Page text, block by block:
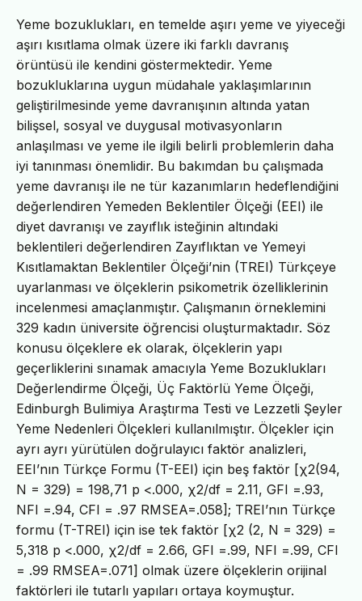
Yeme bozuklukları, en temelde aşırı yeme ve yiyeceği
aşırı kısıtlama olmak üzere iki farklı davranış
örüntüsü ile kendini göstermektedir. Yeme
bozukluklarına uygun müdahale yaklaşımlarının
geliştirilmesinde yeme davranışının altında yatan
bilişsel, sosyal ve duygusal motivasyonların
anlaşılması ve yeme ile ilgili belirli problemlerin daha
iyi tanınması önemlidir. Bu bakımdan bu çalışmada
yeme davranışı ile ne tür kazanımların hedeflendiğini
değerlendiren Yemeden Beklentiler Ölçeği (EEI) ile
diyet davranışı ve zayıflık isteğinin altındaki
beklentileri değerlendiren Zayıflıktan ve Yemeyi
Kısıtlamaktan Beklentiler Ölçeği’nin (TREI) Türkçeye
uyarlanması ve ölçeklerin psikometrik özelliklerinin
incelenmesi amaçlanmıştır. Çalışmanın örneklemini
329 kadın üniversite öğrencisi oluşturmaktadır. Söz
konusu ölçeklere ek olarak, ölçeklerin yapı
geçerliklerini sınamak amacıyla Yeme Bozuklukları
Değerlendirme Ölçeği, Üç Faktörlü Yeme Ölçeği,
Edinburgh Bulimiya Araştırma Testi ve Lezzetli Şeyler
Yeme Nedenleri Ölçekleri kullanılmıştır. Ölçekler için
ayrı ayrı yürütülen doğrulayıcı faktör analizleri,
EEI’nın Türkçe Formu (T-EEI) için beş faktör [χ2(94,
N = 329) = 198,71 p <.000, χ2/df = 2.11, GFI =.93,
NFI =.94, CFI = .97 RMSEA=.058]; TREI’nın Türkçe
formu (T-TREI) için ise tek faktör [χ2 (2, N = 329) =
5,318 p <.000, χ2/df = 2.66, GFI =.99, NFI =.99, CFI
= .99 RMSEA=.071] olmak üzere ölçeklerin orijinal
faktörleri ile tutarlı yapıları ortaya koymuştur.